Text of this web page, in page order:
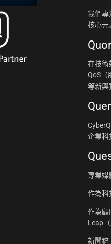
我們專
核心元
在技術
QoS（
等新興
企業科
專業媒
作為科
作為顧
Leap
新聞稿